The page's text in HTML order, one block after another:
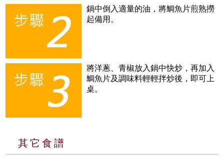
鍋中倒入適量的油，將鯛魚片煎熟撈
起備用。
將洋蔥、青椒放入鍋中快炒，再加入
鯛魚片及調味料輕輕拌炒後，即可上
桌。
其它食譜